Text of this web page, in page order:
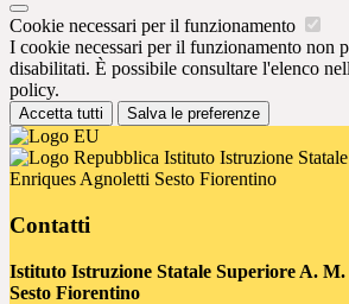
Cookie necessari per il funzionamento
I cookie necessari per il funzionamento non
disabilitati. È possibile consultare l'elenco
policy.
Accetta tutti Salva le preferenze
Istituto Istruzione
Enriques Agnoletti Sesto Fiorentino
Contatti
Istituto Istruzione Statale Superiore A.
Sesto Fiorentino